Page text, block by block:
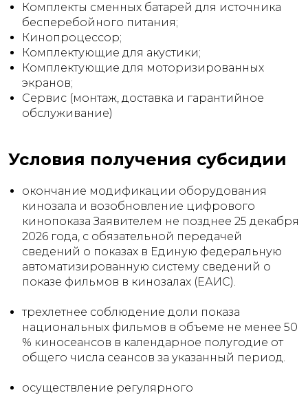
Комплекты сменных батарей для источника
бесперебойного питания;
Кинопроцессор;
Комплектующие для акустики;
Комплектующие для моторизированных
экранов;
Сервис (монтаж, доставка и гарантийное
обслуживание)
Условия получения субсидии
окончание модификации оборудования
кинозала и возобновление цифрового
кинопоказа Заявителем не позднее 25 декабря
2026 года, с обязательной передачей
сведений о показах в Единую федеральную
автоматизированную систему сведений о
показе фильмов в кинозалах (ЕАИС).
трехлетнее соблюдение доли показа
национальных фильмов в объеме не менее 50
% киносеансов в календарное полугодие от
общего числа сеансов за указанный период.
осуществление регулярного